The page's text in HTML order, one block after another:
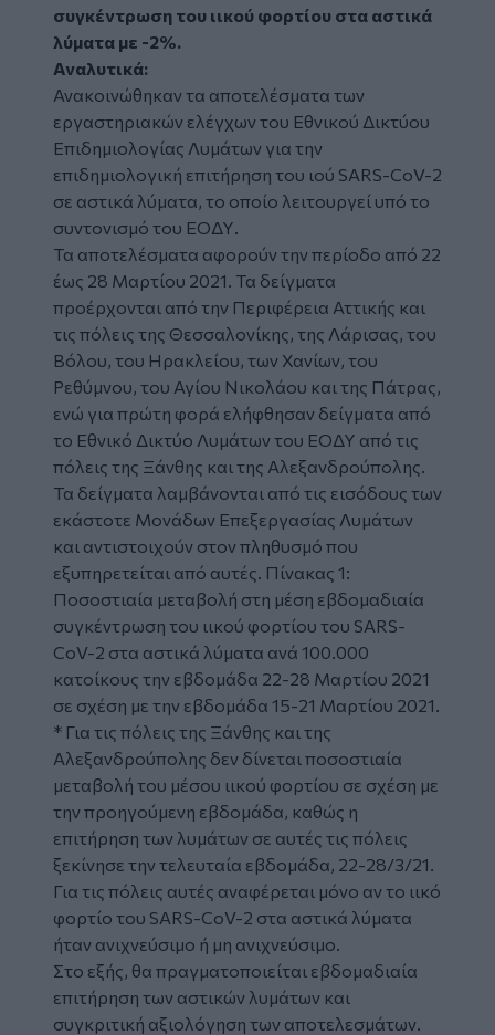
συγκέντρωση του ιικού φορτίου στα αστικά
λύματα με -2%.
Αναλυτικά:
Ανακοινώθηκαν τα αποτελέσματα των
εργαστηριακών ελέγχων του Εθνικού Δικτύου
Επιδημιολογίας Λυμάτων για την
επιδημιολογική επιτήρηση του ιού SARS-CoV-2
σε αστικά λύματα, το οποίο λειτουργεί υπό το
συντονισμό του ΕΟΔΥ.
Τα αποτελέσματα αφορούν την περίοδο από 22
έως 28 Μαρτίου 2021. Τα δείγματα
προέρχονται από την Περιφέρεια Αττικής και
τις πόλεις της Θεσσαλονίκης, της Λάρισας, του
Βόλου, του Ηρακλείου, των Χανίων, του
Ρεθύμνου, του Αγίου Νικολάου και της Πάτρας,
ενώ για πρώτη φορά ελήφθησαν δείγματα από
το Εθνικό Δικτύο Λυμάτων του ΕΟΔΥ από τις
πόλεις της Ξάνθης και της Αλεξανδρούπολης.
Τα δείγματα λαμβάνονται από τις εισόδους των
εκάστοτε Μονάδων Επεξεργασίας Λυμάτων
και αντιστοιχούν στον πληθυσμό που
εξυπηρετείται από αυτές. Πίνακας 1:
Ποσοστιαία μεταβολή στη μέση εβδομαδιαία
συγκέντρωση του ιικού φορτίου του SARS-
CoV-2 στα αστικά λύματα ανά 100.000
κατοίκους την εβδομάδα 22-28 Μαρτίου 2021
σε σχέση με την εβδομάδα 15-21 Μαρτίου 2021.
* Για τις πόλεις της Ξάνθης και της
Αλεξανδρούπολης δεν δίνεται ποσοστιαία
μεταβολή του μέσου ιικού φορτίου σε σχέση με
την προηγούμενη εβδομάδα, καθώς η
επιτήρηση των λυμάτων σε αυτές τις πόλεις
ξεκίνησε την τελευταία εβδομάδα, 22-28/3/21.
Για τις πόλεις αυτές αναφέρεται μόνο αν το ιικό
φορτίο του SARS-CoV-2 στα αστικά λύματα
ήταν ανιχνεύσιμο ή μη ανιχνεύσιμο.
Στο εξής, θα πραγματοποιείται εβδομαδιαία
επιτήρηση των αστικών λυμάτων και
συγκριτική αξιολόγηση των αποτελεσμάτων.